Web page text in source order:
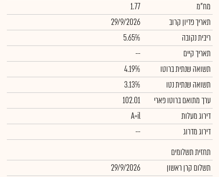
מח"מ
1.77
תאריך פדיון קרוב
29/9/2026
ריבית נקובה
5.65%
תאריך קיים
--
תשואה שנתית ברוטו
4.19%
תשואה שנתית נטו
3.13%
ערך מתואם ברוטו פארי
102.01
דירוג מעלות
A+il
דירוג מדרוג
--
תחזית תשלומים
תשלום קרן ראשון
29/9/2026